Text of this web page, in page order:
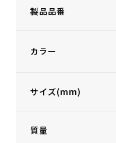
製品品番
カラー
サイズ(mm)
質量